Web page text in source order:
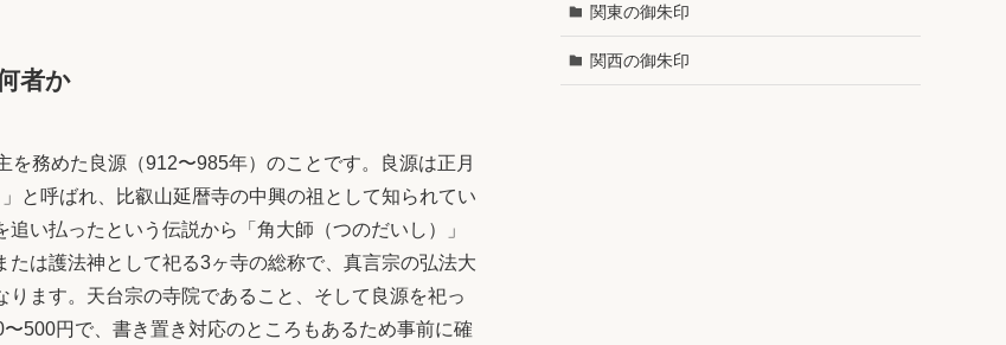
者か
務めた良源（912〜985年）のことです。良源は正月
と呼ばれ、比叡山延暦寺の中興の祖として知られてい
い払ったという伝説から「角大師（つのだいし）」
は護法神として祀る3ヶ寺の総称で、真言宗の弘法大
ます。天台宗の寺院であること、そして良源を祀っ
500円で、書き置き対応のところもあるため事前に確
関東の御朱印
関西の御朱印